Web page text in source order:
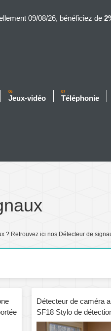
09/08/26, bénéficiez de
06
Jeux-vidéo
07
Téléphonie
? Retrouvez ici nos Détecteur de
Détecteur de caméra
SF18 Stylo de
anti-localisation GPS